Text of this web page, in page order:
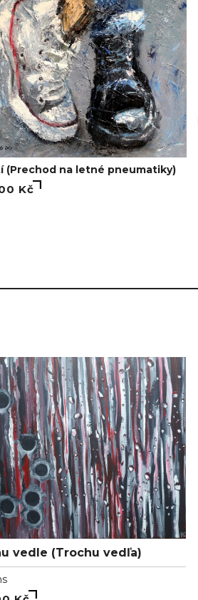
(Prechod na letné pneumatiky)
Kč
vedle (Trochu vedľa)